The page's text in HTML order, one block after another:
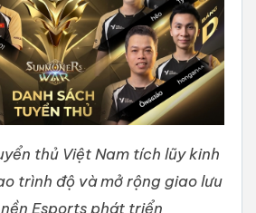
thủ Việt Nam tích lũy kinh
trình độ và mở rộng giao lưu
Esports phát triển